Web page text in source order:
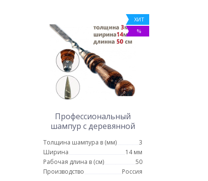
ХИТ
%
Профессиональный
шампур с деревянной
мм - 50 см
Толщина шампура в (мм)
3
Ширина
14 мм
Рабочая длина в (см)
50
Производство
Россия